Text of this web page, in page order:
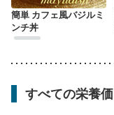
簡単 カフェ風バジルミ
ンチ丼
すべての栄養価